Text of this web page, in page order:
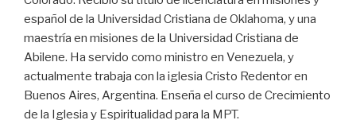
español de la Universidad Cristiana de Oklahoma, y una
maestría en misiones de la Universidad Cristiana de
Abilene. Ha servido como ministro en Venezuela, y
actualmente trabaja con la iglesia Cristo Redentor en
Buenos Aires, Argentina. Enseña el curso de Crecimiento
de la Iglesia y Espiritualidad para la MPT.